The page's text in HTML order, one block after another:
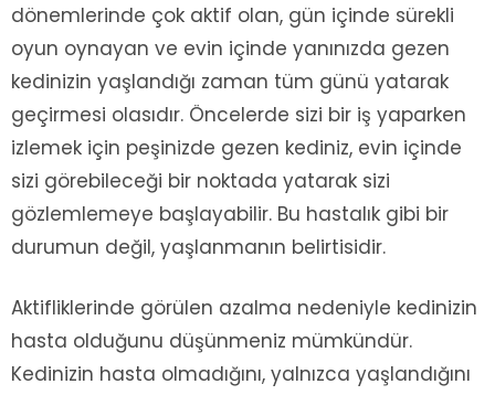
dönemlerinde çok aktif olan, gün içinde sürekli
oyun oynayan ve evin içinde yanınızda gezen
kedinizin yaşlandığı zaman tüm günü yatarak
geçirmesi olasıdır. Öncelerde sizi bir iş yaparken
izlemek için peşinizde gezen kediniz, evin içinde
sizi görebileceği bir noktada yatarak sizi
gözlemlemeye başlayabilir. Bu hastalık gibi bir
durumun değil, yaşlanmanın belirtisidir.
Aktifliklerinde görülen azalma nedeniyle kedinizin
hasta olduğunu düşünmeniz mümkündür.
Kedinizin hasta olmadığını, yalnızca yaşlandığını